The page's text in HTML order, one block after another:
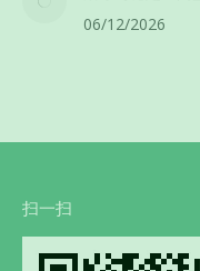
06/12/2026
扫一扫